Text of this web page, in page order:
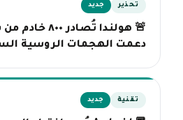
تحذير جديد
🚨 هولندا
دعمت الهجمات الروسية
تقنية جديد